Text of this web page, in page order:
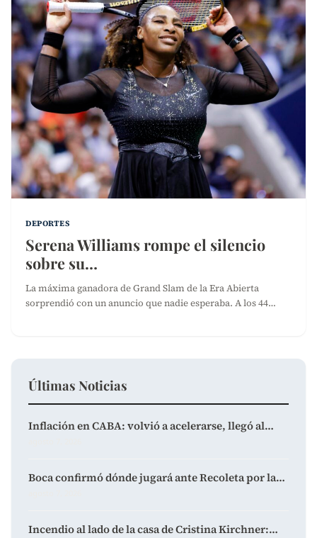
DEPORTES
Serena Williams rompe el silencio
sobre su…
La máxima ganadora de Grand Slam de la Era Abierta
sorprendió con un anuncio que nadie esperaba. A los 44…
Últimas Noticias
Inflación en CABA: volvió a acelerarse, llegó al…
Boca confirmó dónde jugará ante Recoleta por la…
Incendio al lado de la casa de Cristina Kirchner:…